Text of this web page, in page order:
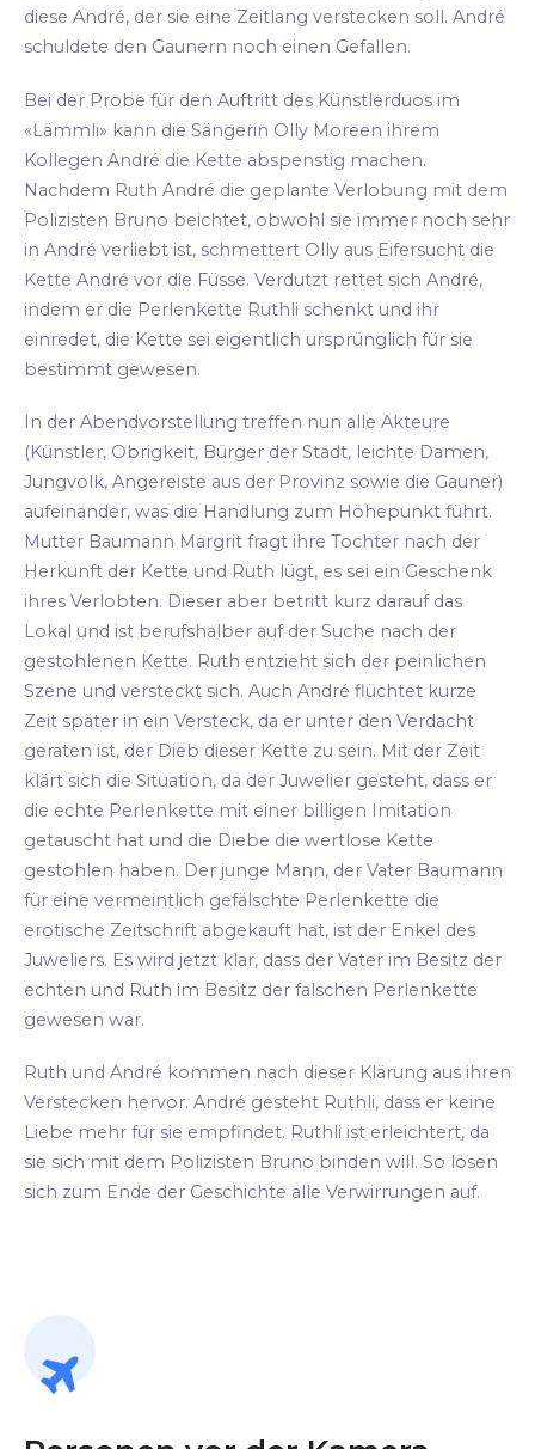
diese André, der sie eine Zeitlang verstecken soll. André
schuldete den Gaunern noch einen Gefallen.
Bei der Probe für den Auftritt des Künstlerduos im
«Lämmli» kann die Sängerin Olly Moreen ihrem
Kollegen André die Kette abspenstig machen.
Nachdem Ruth André die geplante Verlobung mit dem
Polizisten Bruno beichtet, obwohl sie immer noch sehr
in André verliebt ist, schmettert Olly aus Eifersucht die
Kette André vor die Füsse. Verdutzt rettet sich André,
indem er die Perlenkette Ruthli schenkt und ihr
einredet, die Kette sei eigentlich ursprünglich für sie
bestimmt gewesen.
In der Abendvorstellung treffen nun alle Akteure
(Künstler, Obrigkeit, Bürger der Stadt, leichte Damen,
Jungvolk, Angereiste aus der Provinz sowie die Gauner)
aufeinander, was die Handlung zum Höhepunkt führt.
Mutter Baumann Margrit fragt ihre Tochter nach der
Herkunft der Kette und Ruth lügt, es sei ein Geschenk
ihres Verlobten. Dieser aber betritt kurz darauf das
Lokal und ist berufshalber auf der Suche nach der
gestohlenen Kette. Ruth entzieht sich der peinlichen
Szene und versteckt sich. Auch André flüchtet kurze
Zeit später in ein Versteck, da er unter den Verdacht
geraten ist, der Dieb dieser Kette zu sein. Mit der Zeit
klärt sich die Situation, da der Juwelier gesteht, dass er
die echte Perlenkette mit einer billigen Imitation
getauscht hat und die Diebe die wertlose Kette
gestohlen haben. Der junge Mann, der Vater Baumann
für eine vermeintlich gefälschte Perlenkette die
erotische Zeitschrift abgekauft hat, ist der Enkel des
Juweliers. Es wird jetzt klar, dass der Vater im Besitz der
echten und Ruth im Besitz der falschen Perlenkette
gewesen war.
Ruth und André kommen nach dieser Klärung aus ihren
Verstecken hervor. André gesteht Ruthli, dass er keine
Liebe mehr für sie empfindet. Ruthli ist erleichtert, da
sie sich mit dem Polizisten Bruno binden will. So lösen
sich zum Ende der Geschichte alle Verwirrungen auf.